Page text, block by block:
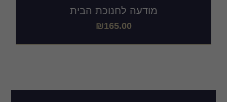
מודעה לחנוכת הבית
₪165.00